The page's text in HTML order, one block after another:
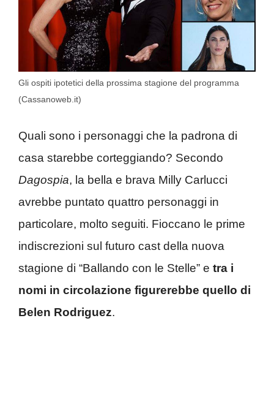
Gli ospiti ipotetici della prossima stagione del programma
(Cassanoweb.it)
Quali sono i personaggi che la padrona di
casa starebbe corteggiando? Secondo
Dagospia, la bella e brava Milly Carlucci
avrebbe puntato quattro personaggi in
particolare, molto seguiti. Fioccano le prime
indiscrezioni sul futuro cast della nuova
stagione di “Ballando con le Stelle” e tra i
nomi in circolazione figurerebbe quello di
Belen Rodriguez.